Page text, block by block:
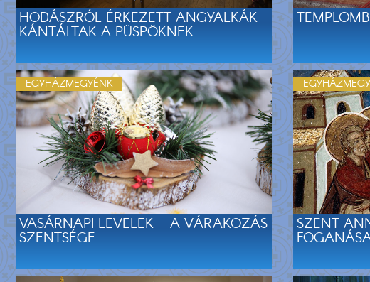
HODÁSZRÓL ÉRKEZETT ANGYALKÁK
KÁNTÁLTAK A PÜSPÖKNEK
VASÁRNAPI LEVELEK – A VÁRAKOZÁS
SZENTSÉGE
EGYHÁZMEGYÉNK
SZENT